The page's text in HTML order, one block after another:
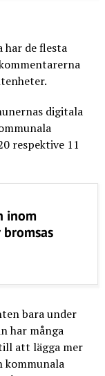
de flesta
digitala
respektive 11
inom
bara under
har många
att lägga mer
kommunala